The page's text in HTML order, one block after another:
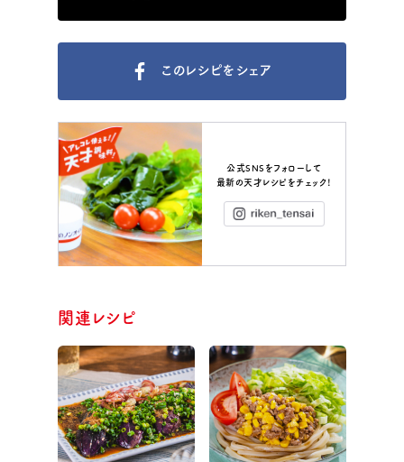
このレシピをシェア
公式SNSをフォローして
最新の天才レシピをチェック！
関連レシピ